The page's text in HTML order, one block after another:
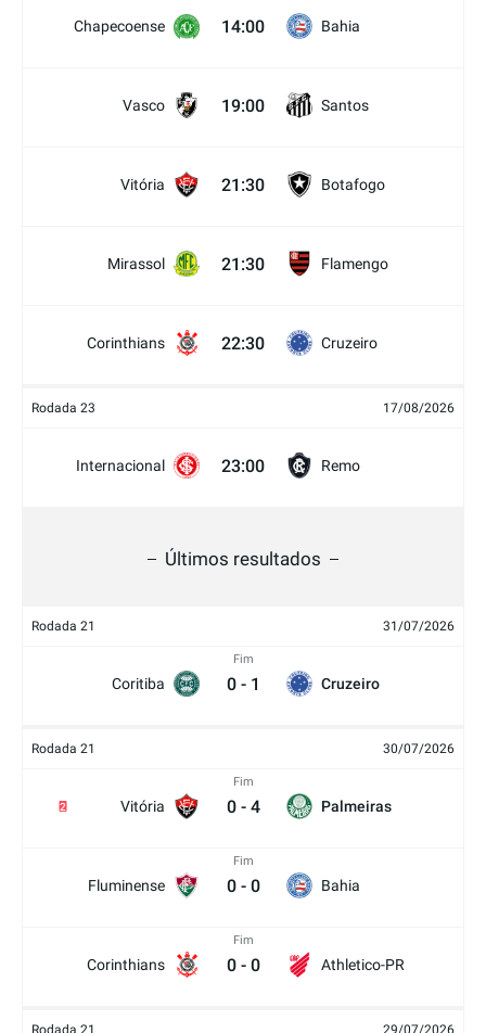
Chapecoense 14:00 Bahia
Vasco 19:00 Santos
Vitória 21:30 Botafogo
Mirassol 21:30 Flamengo
Corinthians 22:30 Cruzeiro
Rodada 23 17/08/2026
Internacional 23:00 Remo
Últimos resultados
Rodada 21 31/07/2026
Coritiba
Fim
0 - 1 Cruzeiro
Rodada 21 30/07/2026
Vitória
2
Fim
0 - 4 Palmeiras
Fluminense
Fim
0 - 0 Bahia
Corinthians
Fim
0 - 0 Athletico-PR